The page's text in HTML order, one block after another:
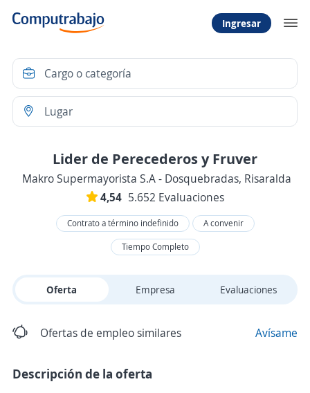
Ingresar
Lider de Perecederos y Fruver
Makro Supermayorista S.A - Dosquebradas, Risaralda
4,54 5.652 Evaluaciones
Contrato a término indefinido
A convenir
Tiempo Completo
Oferta Empresa Evaluaciones
Ofertas de empleo similares Avísame
Descripción de la oferta